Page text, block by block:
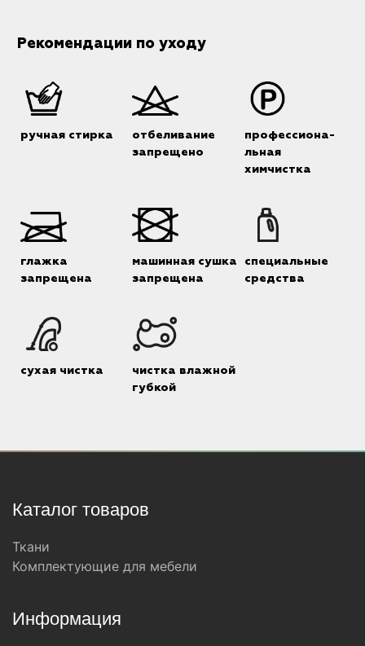
Рекомендации по уходу
ручная стирка
отбеливание
запрещено
профессиона-
льная
химчистка
глажка
запрещена
машинная сушка
запрещена
специальные
средства
сухая чистка
чистка влажной
губкой
Каталог товаров
Ткани
Комплектующие для мебели
Информация